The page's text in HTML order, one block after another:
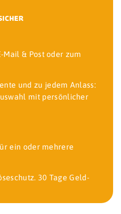
Mail & Post oder zum
und zu jedem Anlass:
mit persönlicher
ein oder mehrere
30 Tage Geld-